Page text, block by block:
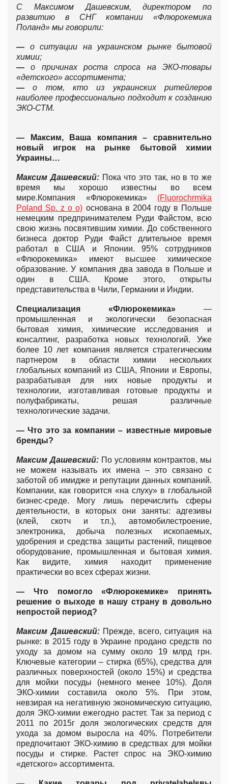
С Максимом Дашевским, директором по
развитию в СНГ компании «Флюрокемика
Поланд» мы говорили:
— о ситуации на украинском рынке бытовой
химии;
—о причинах роста спроса наЭКО-товары
«детского» ассортимента;
—о том, кто из украинских ритейлеров
наиболее профессионально подходит к созданию
ЭКО-СТМ.
— Максим, Ваша компания – сравнительно
новый игрок на рынке бытовой химии
Украины…
Максим Дашевский: Пока что это так, но в то же
время мы хорошо известны во всем
мире.Компания «Флюрокемика» (Fluorochrmika
Poland Sp. z o o) основана в 2004 году в Польше
немецким предпринимателем Руди Файстом, всю
свою жизнь посвятившим химии. До собственного
бизнеса доктор Руди Файст длительное время
работал в США и Японии. 95% сотрудников
«Флюрокемика» имеют высшее химическое
образование. У компания два завода в Польше и
один в США. Кроме этого, открыты
представительства в Чили, Германии и Индии.
Специализация «Флюрокемика» —
промышленная и экологически безопасная
бытовая химия, химические исследования и
консалтинг, разработка новых технологий. Уже
более 10 лет компания является стратегическим
партнером в области химии нескольких
глобальных компаний из США, Японии и Европы,
разрабатывая для них новые продукты и
технологии, изготавливая готовые продукты и
полуфабрикаты, решая различные
технологические задачи.
— Что это за компании – известные мировые
бренды?
Максим Дашевский: По условиям контрактов, мы
не можем называть их имена – это связано с
заботой об имидже и репутации данных компаний.
Компании, как говорится «на слуху» в глобальной
бизнес-среде. Могу лишь перечислить сферы
деятельности, в которых они заняты: адгезивы
(клей, скотч и т.п.), автомобилестроение,
электроника, добыча полезных ископаемых,
удобрения и средства защиты растений, пищевое
оборудование, промышленная и бытовая химия.
Как видите, химия находит применение
практически во всех сферах жизни.
— Что помогло«Флюрокемике» принять
решение о выходе в нашу страну в довольно
непростой период?
Максим Дашевский:Прежде, всего, ситуация на
рынке: в 2015 году в Украине продано средств по
уходу за домом на сумму около 19 млрд грн.
Ключевые категории – стирка (65%), средства для
различных поверхностей (около 15%) и средства
для мойки посуды (немного менее 10%). Доля
ЭКО-химии составила около 5%. При этом,
невзирая на негативную экономическую ситуацию,
доля ЭКО-химии ежегодно растет. Так за период с
2011 по 2015г доля экологических средств для
ухода за домом выросла на 40%. Потребители
предпочитают ЭКО-химию в средствах для мойки
посуды и стирке. Растет спрос на ЭКО-химию
«детского» ассортимента.